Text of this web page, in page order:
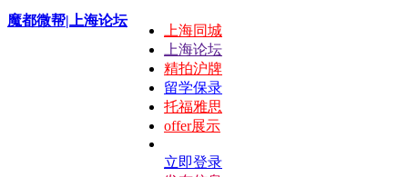
魔都微帮|上海论坛
上海同城
上海论坛
精拍沪牌
留学保录
托福雅思
offer展示
立即登录